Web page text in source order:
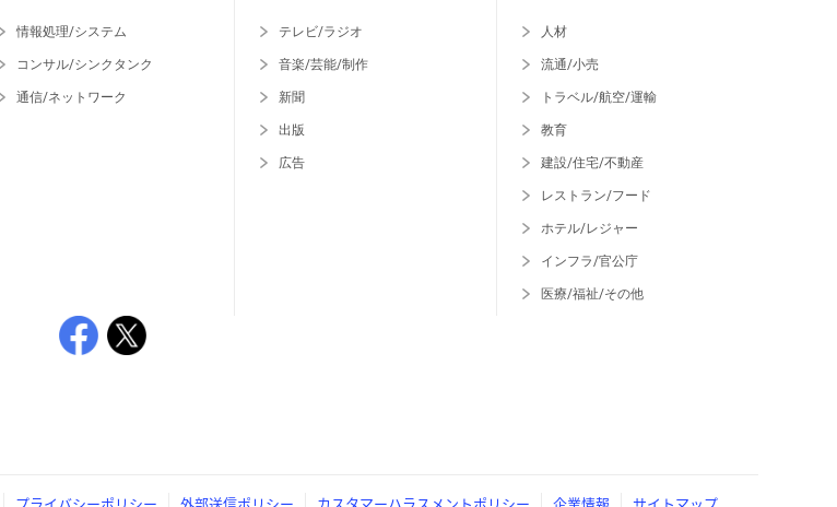
情報処理/システム
コンサル/シンクタンク
通信/ネットワーク
テレビ/ラジオ
音楽/芸能/制作
新聞
出版
広告
人材
流通/小売
トラベル/航空/運輸
教育
建設/住宅/不動産
レストラン/フード
ホテル/レジャー
インフラ/官公庁
医療/福祉/その他